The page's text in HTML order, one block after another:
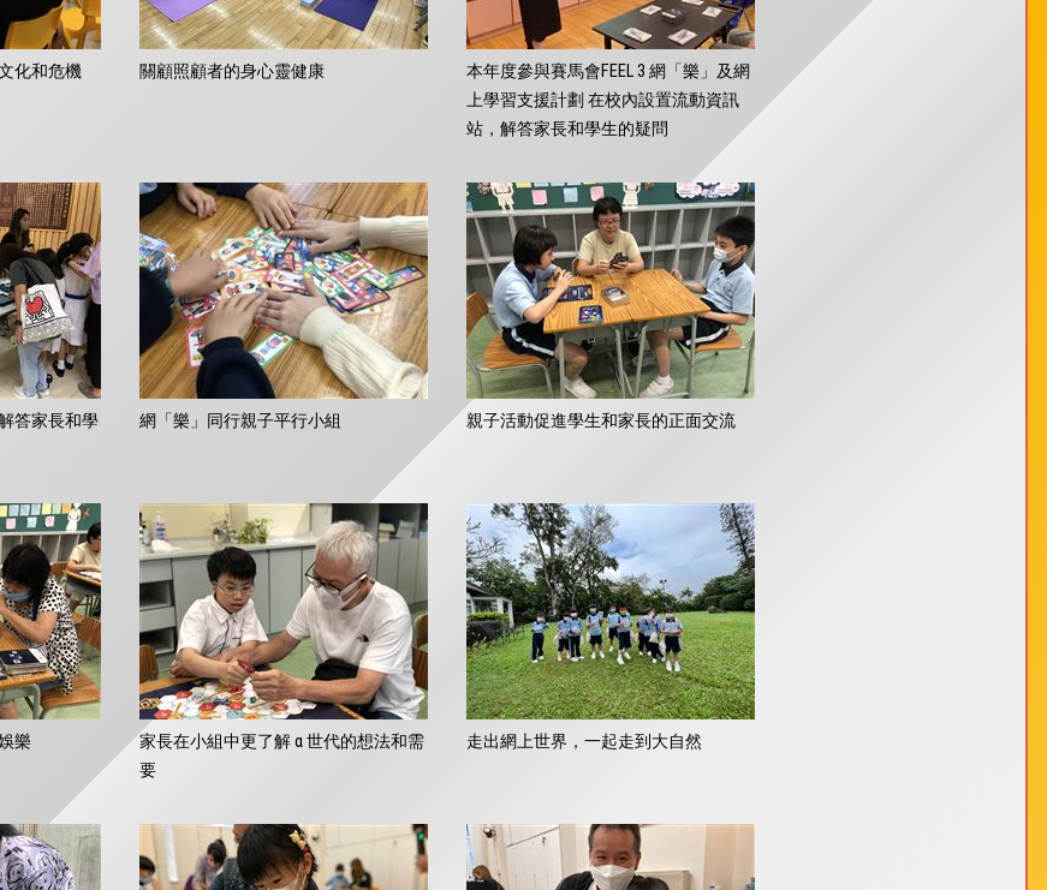
化和危機 關顧照顧者的身心靈健康
本年度參與賽馬會FEEL 3 網「樂」及網
上學習支援計劃 在校內設置流動資訊
站，解答家長和學生的疑問
答家長和學
網「樂」同行親子平行小組 親子活動促進學生和家長的正面交流
樂
家長在小組中更了解 α 世代的想法和需
要
走出網上世界，一起走到大自然